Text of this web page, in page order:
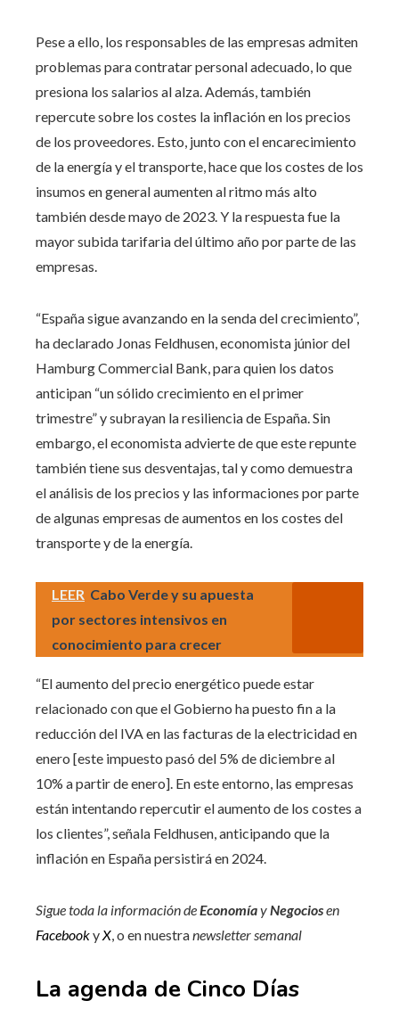
Pese a ello, los responsables de las empresas admiten
problemas para contratar personal adecuado, lo que
presiona los salarios al alza. Además, también
repercute sobre los costes la inflación en los precios
de los proveedores. Esto, junto con el encarecimiento
de la energía y el transporte, hace que los costes de los
insumos en general aumenten al ritmo más alto
también desde mayo de 2023. Y la respuesta fue la
mayor subida tarifaria del último año por parte de las
empresas.
“España sigue avanzando en la senda del crecimiento”,
ha declarado Jonas Feldhusen, economista júnior del
Hamburg Commercial Bank, para quien los datos
anticipan “un sólido crecimiento en el primer
trimestre” y subrayan la resiliencia de España. Sin
embargo, el economista advierte de que este repunte
también tiene sus desventajas, tal y como demuestra
el análisis de los precios y las informaciones por parte
de algunas empresas de aumentos en los costes del
transporte y de la energía.
LEER Cabo Verde y su apuesta
por sectores intensivos en
conocimiento para crecer
“El aumento del precio energético puede estar
relacionado con que el Gobierno ha puesto fin a la
reducción del IVA en las facturas de la electricidad en
enero [este impuesto pasó del 5% de diciembre al
10% a partir de enero]. En este entorno, las empresas
están intentando repercutir el aumento de los costes a
los clientes”, señala Feldhusen, anticipando que la
inflación en España persistirá en 2024.
Sigue toda la información deEconomíayNegociosen
FacebookyX, o en nuestranewsletter semanal
La agenda de Cinco Días